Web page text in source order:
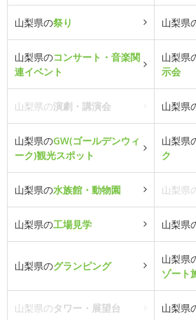
山梨県の祭り 山梨県
山梨県のコンサート・音楽関
連イベント
山梨県
示会
山梨県の演劇・講演会 山梨県
山梨県のGW(ゴールデンウィ
ーク)観光スポット
山梨県
ク
山梨県の水族館・動物園 山梨県
山梨県の工場見学 山梨県
山梨県のグランピング
山梨県
ゾート
山梨県のタワー・展望台 山梨県